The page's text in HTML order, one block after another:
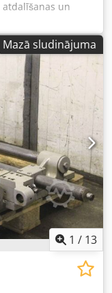
atdalīšanas un
ko citu.
tiks renovēta.
Dkodpfx Apozhki
Mazā sludinājuma
1 / 13